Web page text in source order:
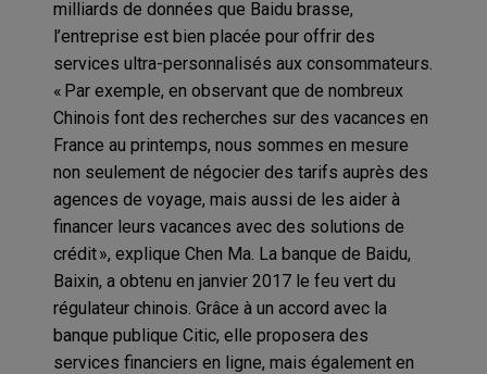
milliards de données que Baidu brasse,
l’entreprise est bien placée pour offrir des
services ultra-personnalisés aux consommateurs.
« Par exemple, en observant que de nombreux
Chinois font des recherches sur des vacances en
France au printemps, nous sommes en mesure
non seulement de négocier des tarifs auprès des
agences de voyage, mais aussi de les aider à
financer leurs vacances avec des solutions de
crédit », explique Chen Ma. La banque de Baidu,
Baixin, a obtenu en janvier 2017 le feu vert du
régulateur chinois. Grâce à un accord avec la
banque publique Citic, elle proposera des
services financiers en ligne, mais également en